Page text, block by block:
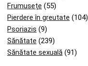
Frumusețe (55)
Pierdere în greutate (104)
Psoriazis (9)
Sănătate (239)
Sănătate sexuală (91)